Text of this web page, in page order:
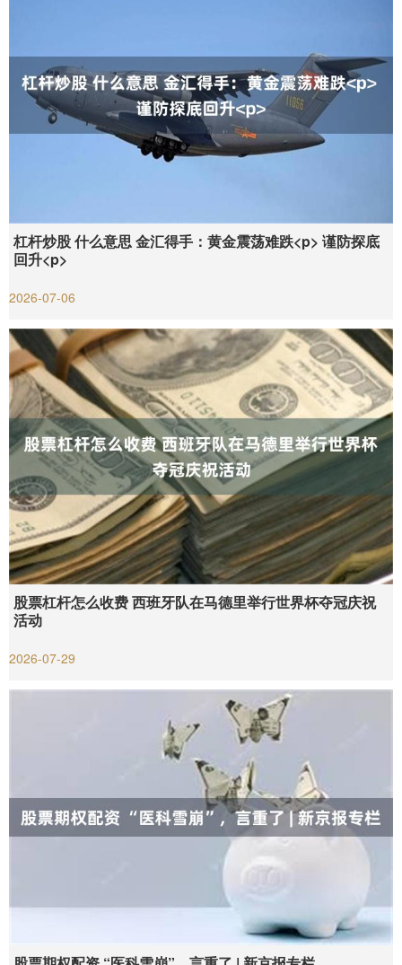
杠杆炒股 什么意思 金汇得手：黄金震荡难跌<p> 谨防探底
回升<p>
2026-07-06
股票杠杆怎么收费 西班牙队在马德里举行世界杯夺冠庆祝
活动
2026-07-29